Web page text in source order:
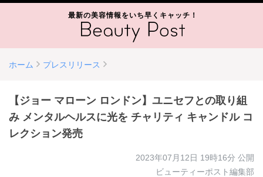
最新の美容情報をいち早くキャッチ！
ホーム プレスリリース
【ジョー マローン ロンドン】ユニセフとの取り組
み メンタルヘルスに光を チャリティ キャンドル コ
レクション発売
2023年07月12日 19時16分 公開
ビューティーポスト編集部